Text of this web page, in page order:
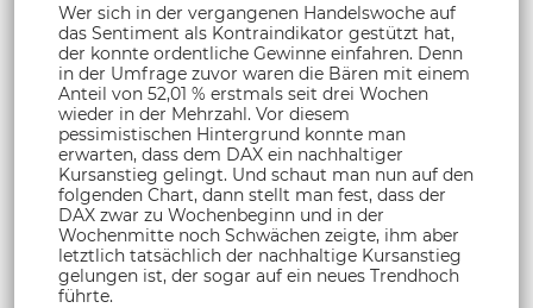
Wer sich in der vergangenen Handelswoche auf
das Sentiment als Kontraindikator gestützt hat,
der konnte ordentliche Gewinne einfahren. Denn
in der Umfrage zuvor waren die Bären mit einem
Anteil von 52,01 % erstmals seit drei Wochen
wieder in der Mehrzahl. Vor diesem
pessimistischen Hintergrund konnte man
erwarten, dass dem DAX ein nachhaltiger
Kursanstieg gelingt. Und schaut man nun auf den
folgenden Chart, dann stellt man fest, dass der
DAX zwar zu Wochenbeginn und in der
Wochenmitte noch Schwächen zeigte, ihm aber
letztlich tatsächlich der nachhaltige Kursanstieg
gelungen ist, der sogar auf ein neues Trendhoch
führte.